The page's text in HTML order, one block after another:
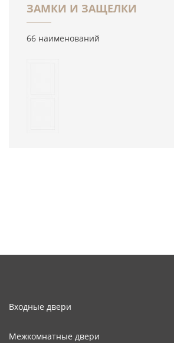
ЗАМКИ И ЗАЩЕЛКИ
66 наименований
Входные двери
Межкомнатные двери